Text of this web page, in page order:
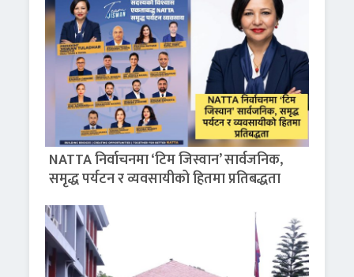
NATTA निर्वाचनमा ‘टिम जिस्वान’ सार्वजनिक,
समृद्ध पर्यटन र व्यवसायीको हितमा प्रतिबद्धता